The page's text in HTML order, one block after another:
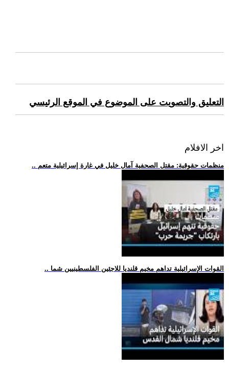
التعليق والتصويت على الموضوع في الموقع الرئيسي
اخر الافلام
.. منظمات حقوقية: مقتل الصحفية آمال خليل في غارة إسرائيلية متعم
.. القوات الإسرائيلية تداهم مخيم قلنديا للاجئين الفلسطينيين شما